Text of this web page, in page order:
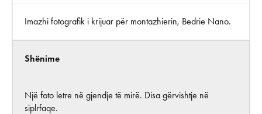
Imazhi fotografik i krijuar për montazhierin, Bedrie Nano.
Shënime
Një foto letre në gjendje të mirë. Disa gërvishtje në
siplrfaqe.